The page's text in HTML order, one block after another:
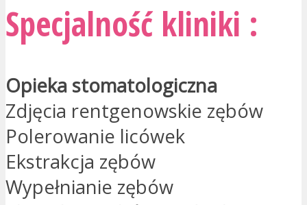
Specjalność kliniki :
Opieka stomatologiczna
Zdjęcia rentgenowskie zębów
Polerowanie licówek
Ekstrakcja zębów
Wypełnianie zębów